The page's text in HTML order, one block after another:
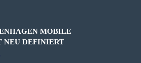
MOBILE
NEU DEFINIERT